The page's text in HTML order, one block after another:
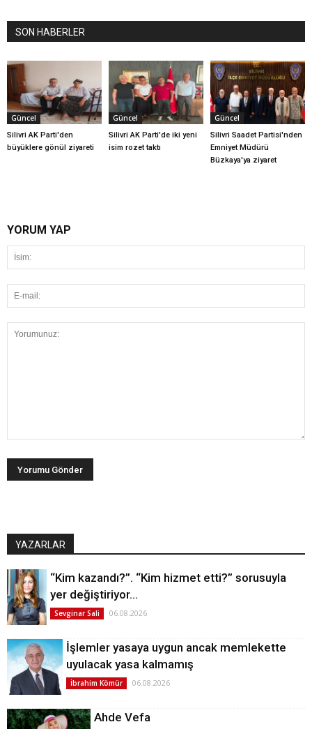
SON HABERLER
Güncel
Silivri AK Parti'den
büyüklere gönül ziyareti
Güncel
Silivri AK Parti'de iki yeni
isim rozet taktı
Güncel
Silivri Saadet Partisi'nden
Emniyet Müdürü
Büzkaya'ya ziyaret
YORUM YAP
YAZARLAR
“Kim kazandı?”. “Kim hizmet etti?” sorusuyla
yer değiştiriyor…
Sevginar Sali 06.08.2026
İşlemler yasaya uygun ancak memlekette
uyulacak yasa kalmamış
İbrahim Kömür 06.08.2026
Ahde Vefa